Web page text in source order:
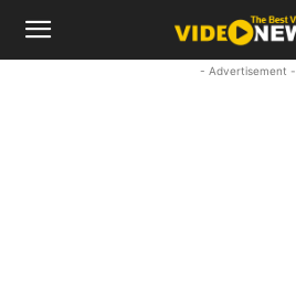
- Advertisement -